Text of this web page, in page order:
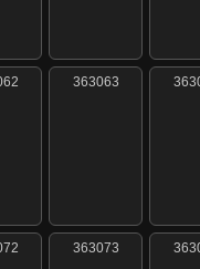
363063
363073